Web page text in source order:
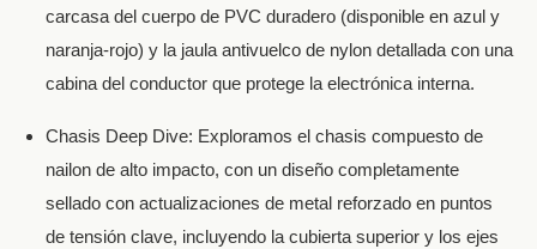
carcasa del cuerpo de PVC duradero (disponible en azul y
naranja-rojo) y la jaula antivuelco de nylon detallada con una
cabina del conductor que protege la electrónica interna.
Chasis Deep Dive: Exploramos el chasis compuesto de
nailon de alto impacto, con un diseño completamente
sellado con actualizaciones de metal reforzado en puntos
de tensión clave, incluyendo la cubierta superior y los ejes